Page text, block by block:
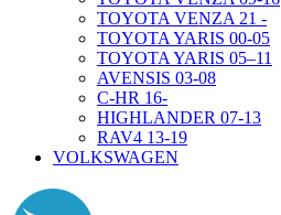
TOYOTA VENZA 21 -
TOYOTA YARIS 00-05
TOYOTA YARIS 05–11
AVENSIS 03-08
C-HR 16-
HIGHLANDER 07-13
RAV4 13-19
VOLKSWAGEN